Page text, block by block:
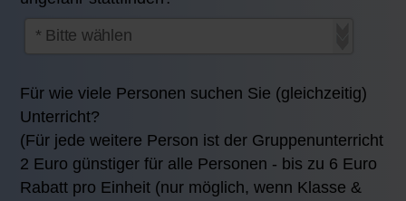
Für wie viele Personen suchen Sie (gleichzeitig)
Unterricht?
(Für jede weitere Person ist der Gruppenunterricht
2 Euro günstiger für alle Personen - bis zu 6 Euro
Rabatt pro Einheit (nur möglich, wenn Klasse &